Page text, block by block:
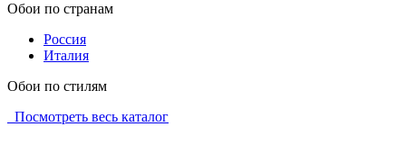
Обои по странам
Россия
Италия
Обои по стилям
Посмотреть весь каталог